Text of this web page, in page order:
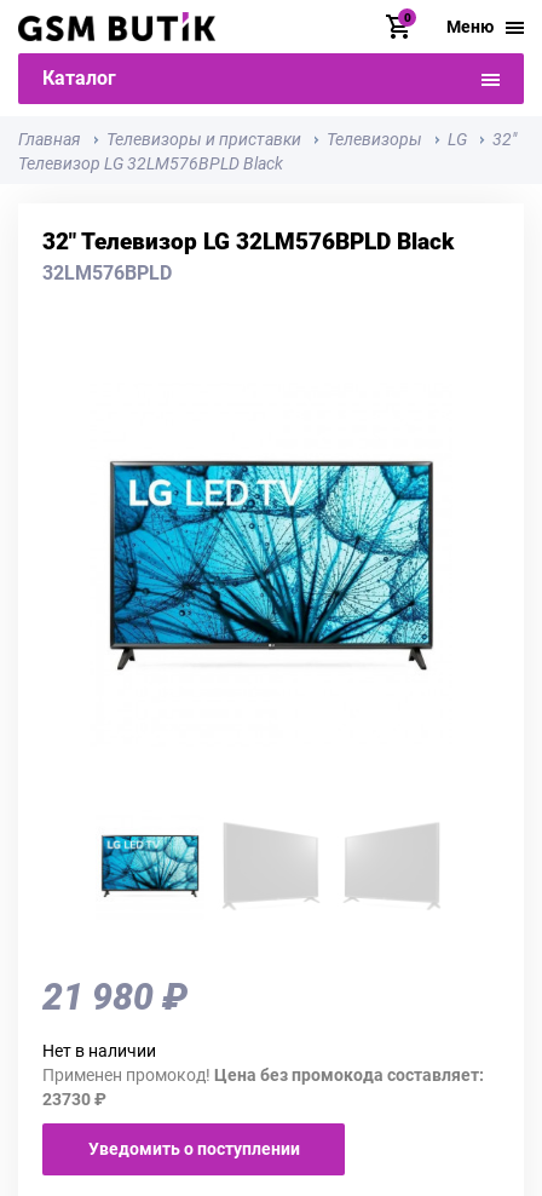
0 Меню
Каталог
Главная Телевизоры и приставки Телевизоры LG
32"
Телевизор LG 32LM576BPLD Black
32" Телевизор LG 32LM576BPLD Black
32LM576BPLD
21 980 ₽
Нет в наличии
Применен промокод! Цена без промокода составляет:
23730 ₽
Уведомить о поступлении